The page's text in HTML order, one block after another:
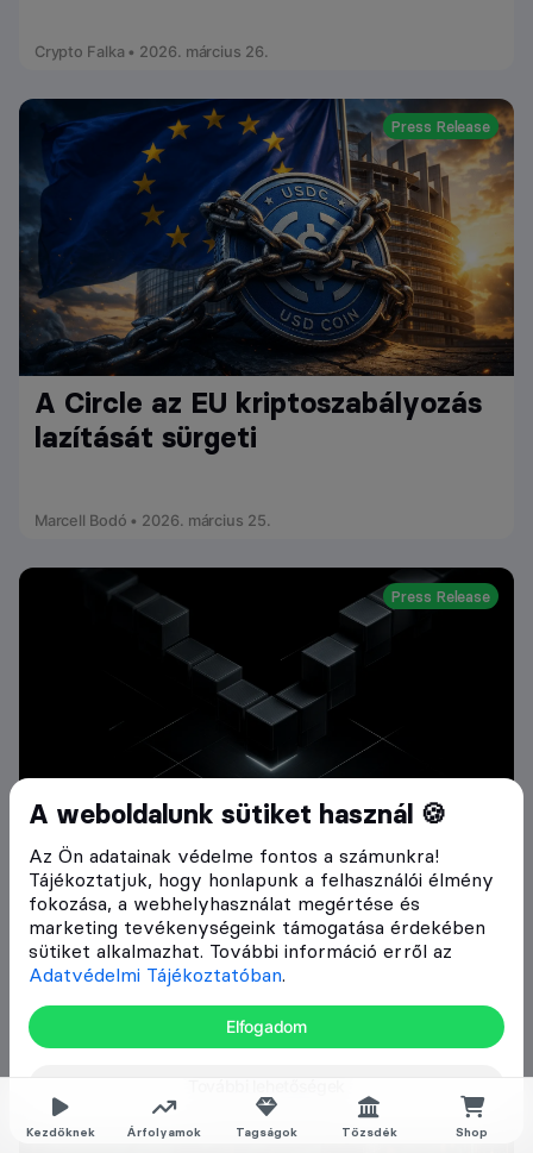
Kezdőknek Árfolyamok Tagságok Tőzsdék Shop
A weboldalunk sütiket használ 🍪
Az Ön adatainak védelme fontos a számunkra!
Tájékoztatjuk, hogy honlapunk a felhasználói élmény
fokozása, a webhelyhasználat megértése és
marketing tevékenységeink támogatása érdekében
sütiket alkalmazhat. További információ erről az
Adatvédelmi Tájékoztatóban.
Elfogadom
Crypto Falka • 2026. március 26.
Press Release
A Circle az EU kriptoszabályozás
lazítását sürgeti
Marcell Bodó • 2026. március 25.
Press Release
Átláthatóság és jogszabályi
megfelelés a blokklánc-
ökoszisztémákban
Crypto Falka • 2026. március 19.
Press Release